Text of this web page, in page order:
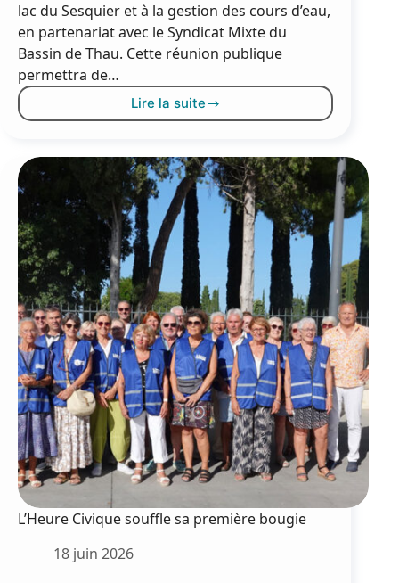
lac du Sesquier et à la gestion des cours d’eau,
en partenariat avec le Syndicat Mixte du
Bassin de Thau. Cette réunion publique
permettra de…
Lire la suite
Réunion
le
lac
du
Sesquier
L’Heure Civique souffle sa première bougie
18 juin 2026